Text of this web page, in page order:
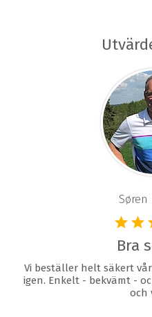
Søren
Bra
Vi beställer helt säkert
igen. Enkelt - bekvämt -
och